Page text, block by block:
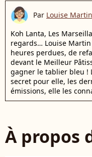
Par Louise Martin
Koh Lanta, Les
regards… Louise
heures perdues, de
devant le Meilleur
gagner le tablier bleu !
secret pour elle, les
émissions, elle les
À propos